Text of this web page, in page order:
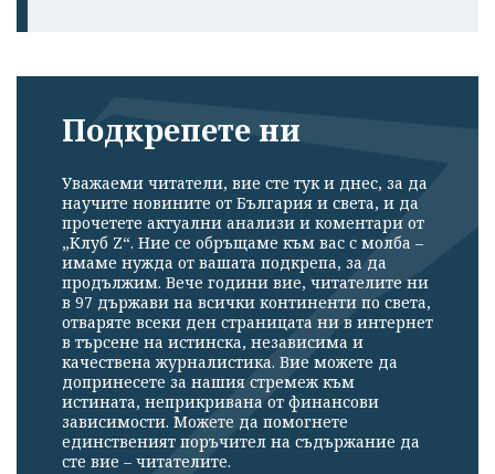
Подкрепете ни
Уважаеми читатели, вие сте тук и днес, за да
научите новините от България и света, и да
прочетете актуални анализи и коментари от
„Клуб Z“. Ние се обръщаме към вас с молба –
имаме нужда от вашата подкрепа, за да
продължим. Вече години вие, читателите ни
в 97 държави на всички континенти по света,
отваряте всеки ден страницата ни в интернет
в търсене на истинска, независима и
качествена журналистика. Вие можете да
допринесете за нашия стремеж към
истината, неприкривана от финансови
зависимости. Можете да помогнете
единственият поръчител на съдържание да
сте вие – читателите.